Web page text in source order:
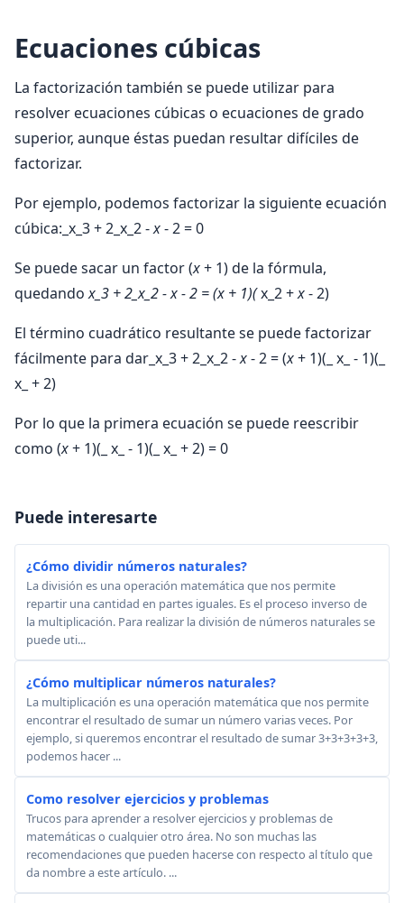
Ecuaciones cúbicas
La factorización también se puede utilizar para
resolver ecuaciones cúbicas o ecuaciones de grado
superior, aunque éstas puedan resultar difíciles de
factorizar.
Por ejemplo, podemos factorizar la siguiente ecuación
cúbica:_x_3 + 2_x_2 -x- 2 = 0
Se puede sacar un factor (x+ 1) de la fórmula,
quedandox_3 + 2_x_2 -x- 2 = (x + 1)(x_2 +x- 2)
El término cuadrático resultante se puede factorizar
fácilmente para dar_x_3 + 2_x_2 -x- 2 = (x+ 1)(_ x_ - 1)(_
x_ + 2)
Por lo que la primera ecuación se puede reescribir
como (x+ 1)(_ x_ - 1)(_ x_ + 2) = 0
Puede interesarte
¿Cómo dividir números naturales?
La división es una operación matemática que nos permite
repartir una cantidad en partes iguales. Es el proceso inverso de
la multiplicación. Para realizar la división de números naturales se
puede uti...
¿Cómo multiplicar números naturales?
La multiplicación es una operación matemática que nos permite
encontrar el resultado de sumar un número varias veces. Por
ejemplo, si queremos encontrar el resultado de sumar 3+3+3+3+3,
podemos hacer ...
Como resolver ejercicios y problemas
Trucos para aprender a resolver ejercicios y problemas de
matemáticas o cualquier otro área. No son muchas las
recomendaciones que pueden hacerse con respecto al título que
da nombre a este artículo. ...